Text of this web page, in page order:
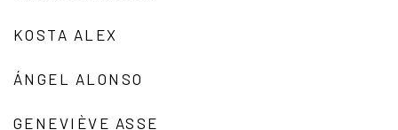
KOSTA ALEX
ÁNGEL ALONSO
GENEVIÈVE ASSE